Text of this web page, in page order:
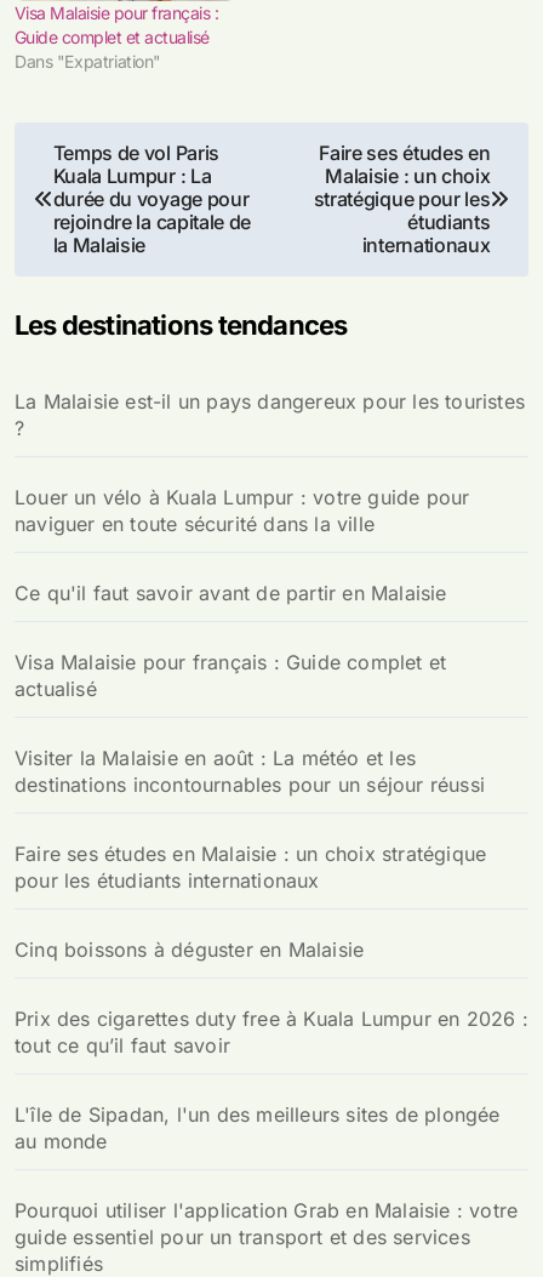
Visa Malaisie pour français :
Guide complet et actualisé
Dans "Expatriation"
Navigation
de
l’article
Temps de vol Paris
Kuala Lumpur : La
durée du voyage pour
rejoindre la capitale de
la Malaisie
Faire ses études en
Malaisie : un choix
stratégique pour les
étudiants
internationaux
Les destinations tendances
La Malaisie est-il un pays dangereux pour les touristes
?
Louer un vélo à Kuala Lumpur : votre guide pour
naviguer en toute sécurité dans la ville
Ce qu'il faut savoir avant de partir en Malaisie
Visa Malaisie pour français : Guide complet et
actualisé
Visiter la Malaisie en août : La météo et les
destinations incontournables pour un séjour réussi
Faire ses études en Malaisie : un choix stratégique
pour les étudiants internationaux
Cinq boissons à déguster en Malaisie
Prix des cigarettes duty free à Kuala Lumpur en 2026 :
tout ce qu’il faut savoir
L'île de Sipadan, l'un des meilleurs sites de plongée
au monde
Pourquoi utiliser l'application Grab en Malaisie : votre
guide essentiel pour un transport et des services
simplifiés